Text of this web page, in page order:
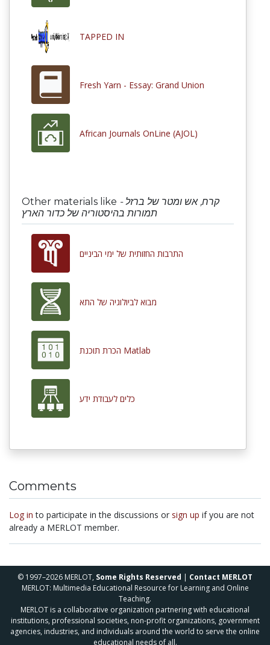
TAPPED IN
Fresh Yarn - Essay: Grand Union
African Journals OnLine (AJOL)
Other materials like קרח, אש ומטר של ברזל -
תמורות בהיסטוריה של כדור הארץ
התרבות החזותית של ימי הביניים
מבוא לביולוגיה של התא
הכרת תוכנת Matlab
כלים לעבודת ידע
Comments
Log in to participate in the discussions or sign up if you are not
already a MERLOT member.
© 1997–2026 MERLOT, Some Rights Reserved | Contact MERLOT
MERLOT: Multimedia Educational Resource for Learning and Online
Teaching.
MERLOT is a collaborative organization partnering with educational
institutions, professional societies, non-profit organizations, government
agencies, industries, and individuals around the world to serve the online
educational needs of all.